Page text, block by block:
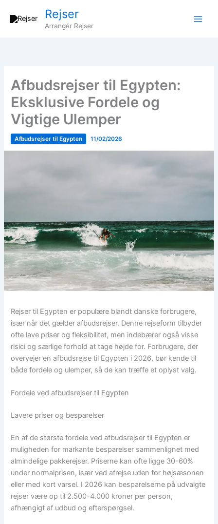
Rejser
Arrangér Rejser
Afbudsrejser til Egypten:
Eksklusive Fordele og
Vigtige Ulemper
Afbudsrejser til Egypten 11/02/2026
Rejser til Egypten er populære blandt danske forbrugere,
især når det gælder afbudsrejser. Denne rejseform tilbyder
ofte lave priser og fleksibilitet, men indebærer også visse
risici og særlige forhold at tage højde for. Forbrugere, der
overvejer en afbudsrejse til Egypten i 2026, bør kende til
både fordele og ulemper, så de kan træffe et oplyst valg.
Fordele ved afbudsrejser til Egypten
Lavere priser og besparelser
En af de største fordele ved afbudsrejser til Egypten er
muligheden for markante besparelser sammenlignet med
almindelige pakkerejser. Priserne kan ofte ligge 30-60%
under normalprisen, især ved afrejse uden for højsæsonen
eller med kort varsel. I 2026 kan besparelserne på udvalgte
rejser være op til 2.500-4.000 kroner per person,
afhængigt af udbud og efterspørgsel.